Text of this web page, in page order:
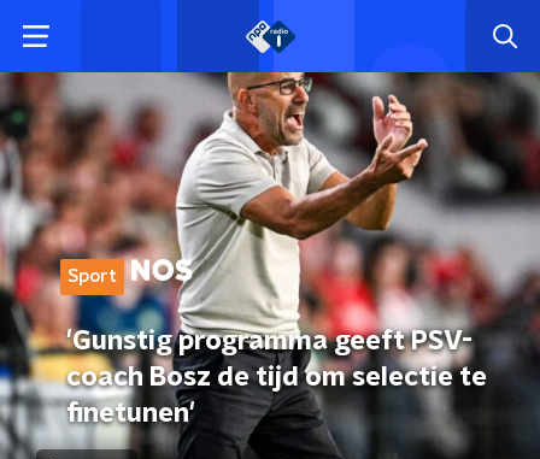
Sport
'Gunstig programma geeft PSV-
coach Bosz de tijd om selectie te
finetunen'